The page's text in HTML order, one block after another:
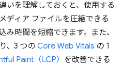
いを理解しておくと、使用する
ディア ファイルを圧縮できる
み時間を短縮できます。また、
、3 つの Core Web Vitals の 1
Paint（LCP） を改善できる